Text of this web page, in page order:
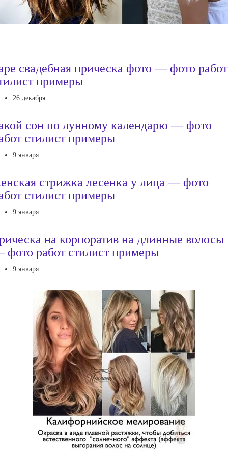
свадебная прическа фото — фото работ
примеры
26 декабря
сон по лунному календарю — фото
стилист примеры
9 января
стрижка лесенка у лица — фото
стилист примеры
9 января
на корпоратив на длинные волосы
работ стилист примеры
9 января